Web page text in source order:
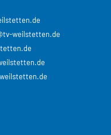
weilstetten.de